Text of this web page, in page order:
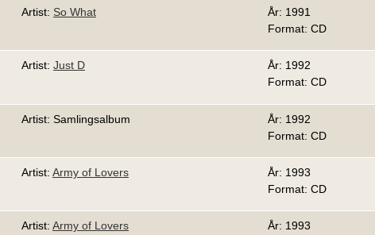
Artist: So What
År: 1991
Format: CD
Artist: Just D
År: 1992
Format: CD
Artist: Samlingsalbum
År: 1992
Format: CD
Artist: Army of Lovers
År: 1993
Format: CD
Artist: Army of Lovers
År: 1993